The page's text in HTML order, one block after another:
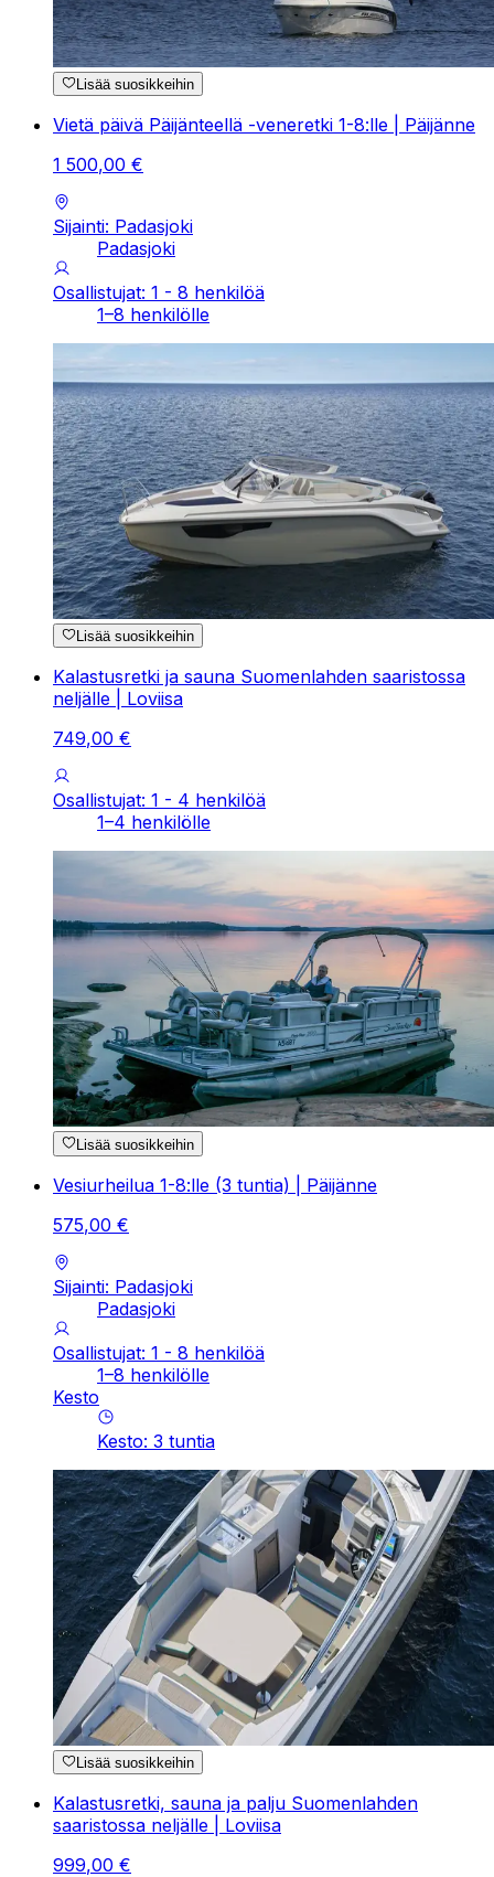
Lisää suosikkeihin
Vietä päivä Päijänteellä -veneretki 1-8:lle | Päijänne
1 500,00 €
Sijainti: Padasjoki
Padasjoki
Osallistujat: 1 - 8 henkilöä
1–8 henkilölle
Lisää suosikkeihin
Kalastusretki ja sauna Suomenlahden saaristossa
neljälle | Loviisa
749,00 €
Osallistujat: 1 - 4 henkilöä
1–4 henkilölle
Lisää suosikkeihin
Vesiurheilua 1-8:lle (3 tuntia) | Päijänne
575,00 €
Sijainti: Padasjoki
Padasjoki
Osallistujat: 1 - 8 henkilöä
1–8 henkilölle
Kesto
Kesto: 3 tuntia
Lisää suosikkeihin
Kalastusretki, sauna ja palju Suomenlahden
saaristossa neljälle | Loviisa
999,00 €